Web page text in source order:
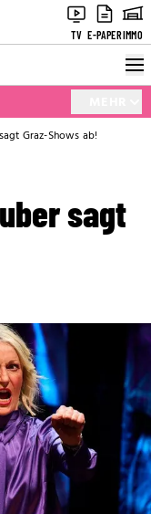
TV E-PAPERIMMO
Graz-Shows ab!
sagt